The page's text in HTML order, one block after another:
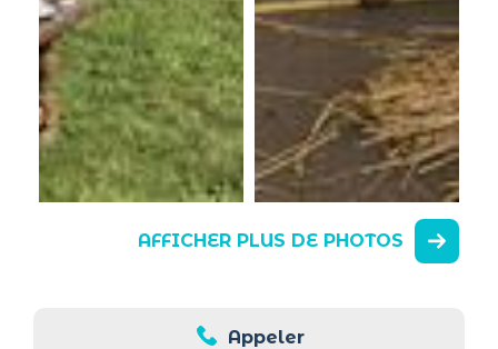
AFFICHER PLUS DE PHOTOS
Appeler